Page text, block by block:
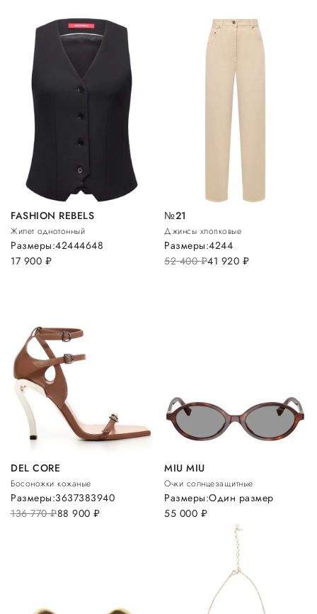
FASHION REBELS
Жилет однотонный
17 900 руб.
Размеры:42444648
№21
Джинсы хлопковые
52 400руб.41 920 руб.
Размеры:4244
DEL CORE
Босоножки кожаные
136 770руб.88 900 руб.
Размеры:3637383940
MIU MIU
Очки солнцезащитные
55 000 руб.
Размеры:Один размер